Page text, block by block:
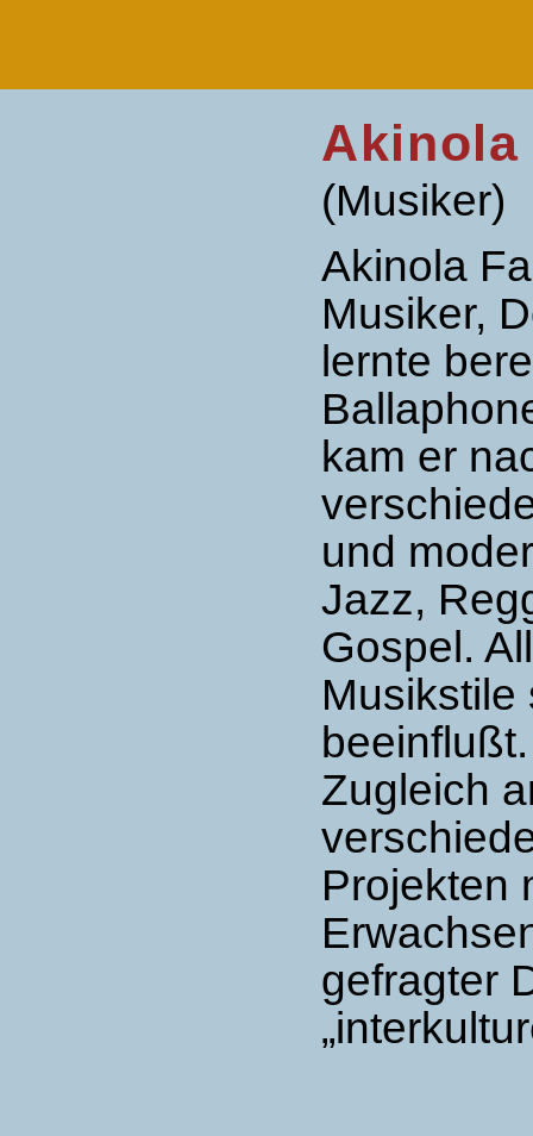
Akinola
(Musiker)
Akinola
Musiker,
lernte
kam er
und
Jazz,
Gospel.
Musikstile
beeinflußt.
Zugleich
Projekten
gefragter